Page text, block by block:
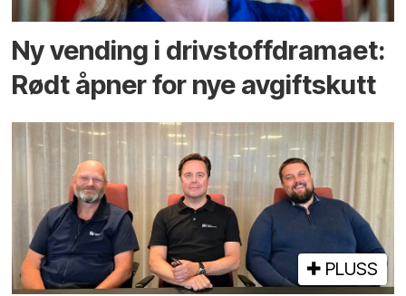
Ny vending i drivstoffdramaet:
Rødt åpner for nye avgiftskutt
PLUSS